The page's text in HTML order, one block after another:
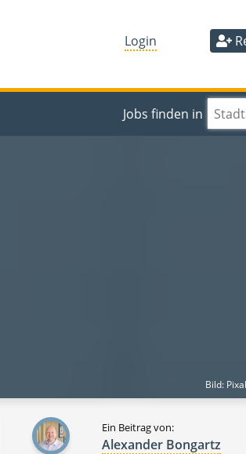
Login
Jobs finden in
Bild:
Ein Beitrag von:
Alexander Bongartz